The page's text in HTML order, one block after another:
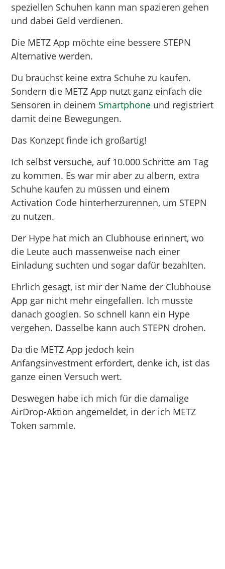
speziellen Schuhen kann man spazieren gehen
und dabei Geld verdienen.
Die METZ App möchte eine bessere STEPN
Alternative werden.
Du brauchst keine extra Schuhe zu kaufen.
Sondern die METZ App nutzt ganz einfach die
Sensoren in deinem Smartphone und registriert
damit deine Bewegungen.
Das Konzept finde ich großartig!
Ich selbst versuche, auf 10.000 Schritte am Tag
zu kommen. Es war mir aber zu albern, extra
Schuhe kaufen zu müssen und einem
Activation Code hinterherzurennen, um STEPN
zu nutzen.
Der Hype hat mich an Clubhouse erinnert, wo
die Leute auch massenweise nach einer
Einladung suchten und sogar dafür bezahlten.
Ehrlich gesagt, ist mir der Name der Clubhouse
App gar nicht mehr eingefallen. Ich musste
danach googlen. So schnell kann ein Hype
vergehen. Dasselbe kann auch STEPN drohen.
Da die METZ App jedoch kein
Anfangsinvestment erfordert, denke ich, ist das
ganze einen Versuch wert.
Deswegen habe ich mich für die damalige
AirDrop-Aktion angemeldet, in der ich METZ
Token sammle.